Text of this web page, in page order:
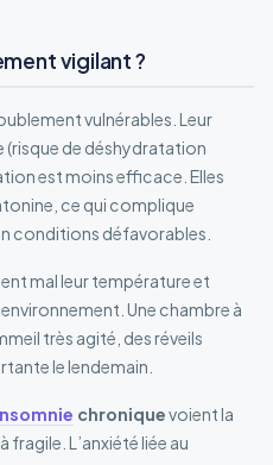
vigilant ?
vulnérables. Leur
(risque de déshydratation
est moins efficace. Elles
ce qui complique
conditions défavorables.
mal leur température et
Une chambre à
très agité, des réveils
le lendemain.
chroniquevoient la
fragile. L’anxiété liée au